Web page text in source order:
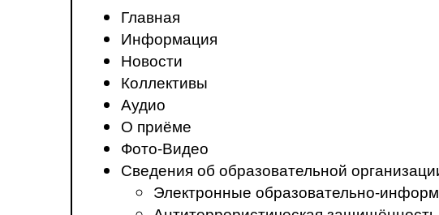
Главная
Информация
Новости
Коллективы
Аудио
О приёме
Фото-Видео
Сведения об образовательной
Электронные образовательно-